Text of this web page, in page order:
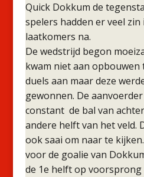
Quick Dokkum de
spelers hadden er veel
laatkomers na.
De wedstrijd begon
kwam niet aan opbouwen
duels aan maar deze
gewonnen. De
constant de bal van
andere helft van het veld.
ook saai om naar te
voor de goalie van
de 1e helft op